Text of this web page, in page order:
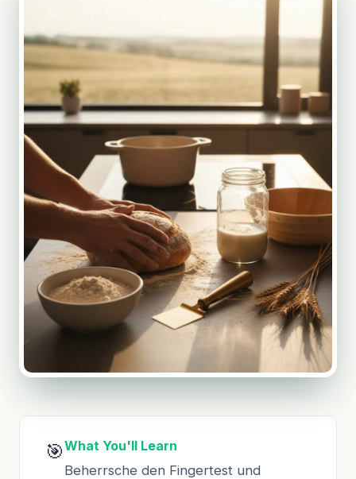
🎯What You'll Learn
Beherrsche den Fingertest und